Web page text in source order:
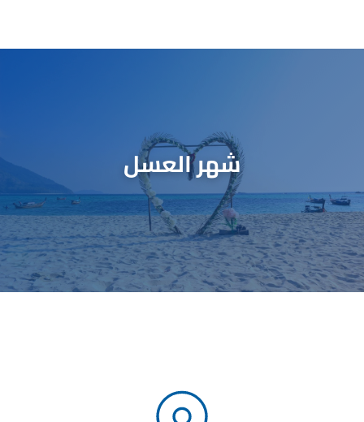
شهر العسل